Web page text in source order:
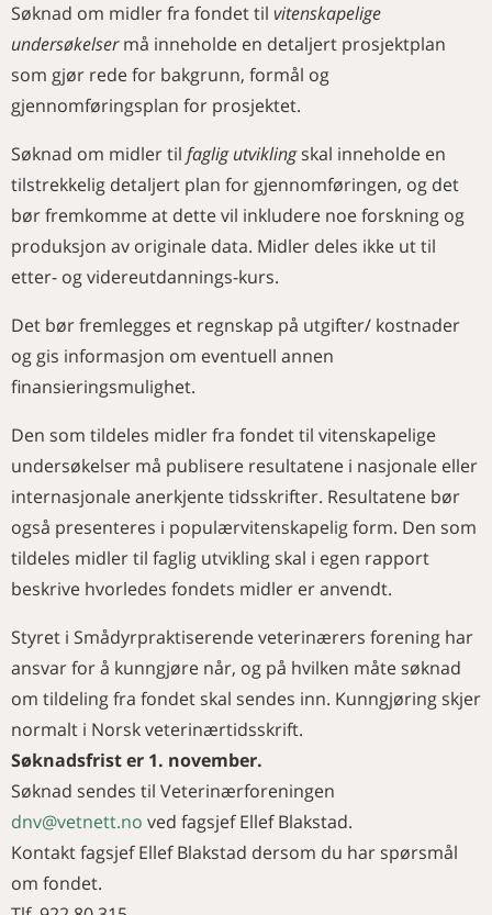
Søknad om midler fra fondet til vitenskapelige
undersøkelsermå inneholde en detaljert prosjektplan
som gjør rede for bakgrunn, formål og
gjennomføringsplan for prosjektet.
Søknad om midler til faglig utviklingskal inneholde en
tilstrekkelig detaljert plan for gjennomføringen, og det
bør fremkomme at dette vil inkludere noe forskning og
produksjon av originale data. Midler deles ikke ut til
etter- og videreutdannings-kurs.
Det bør fremlegges et regnskap på utgifter/ kostnader
og gis informasjon om eventuell annen
finansieringsmulighet.
Den som tildeles midler fra fondet til vitenskapelige
undersøkelser må publisere resultatene i nasjonale eller
internasjonale anerkjente tidsskrifter. Resultatene bør
også presenteres i populærvitenskapelig form. Den som
tildeles midler til faglig utvikling skal i egen rapport
beskrive hvorledes fondets midler er anvendt.
Styret i Smådyrpraktiserende veterinærers forening har
ansvar for å kunngjøre når, og på hvilken måte søknad
om tildeling fra fondet skal sendes inn. Kunngjøring skjer
normalt i Norsk veterinærtidsskrift.
Søknadsfrist er 1. november.
Søknad sendes til Veterinærforeningen
dnv@vetnett.no ved fagsjef Ellef Blakstad.
Kontakt fagsjef Ellef Blakstad dersom du har spørsmål
om fondet.